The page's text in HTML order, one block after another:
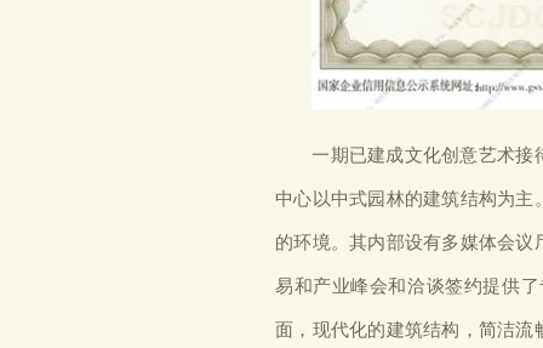
一期已建成文化创意艺术接待
中心以中式园林的建筑结构为
的环境。其内部设有多媒体会
易和产业峰会和洽谈签约提供
面，现代化的建筑结构，简洁